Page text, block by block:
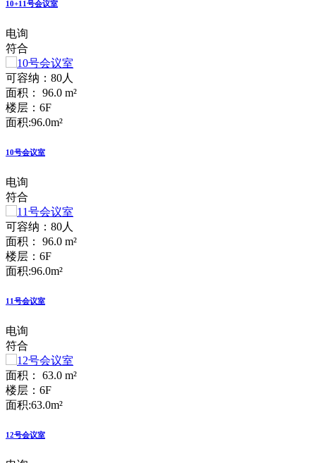
10+11号会议室
电询
符合
可容纳：80人
面积： 96.0 m²
楼层：6F
面积:96.0m²
10号会议室
电询
符合
可容纳：80人
面积： 96.0 m²
楼层：6F
面积:96.0m²
11号会议室
电询
符合
面积： 63.0 m²
楼层：6F
面积:63.0m²
12号会议室